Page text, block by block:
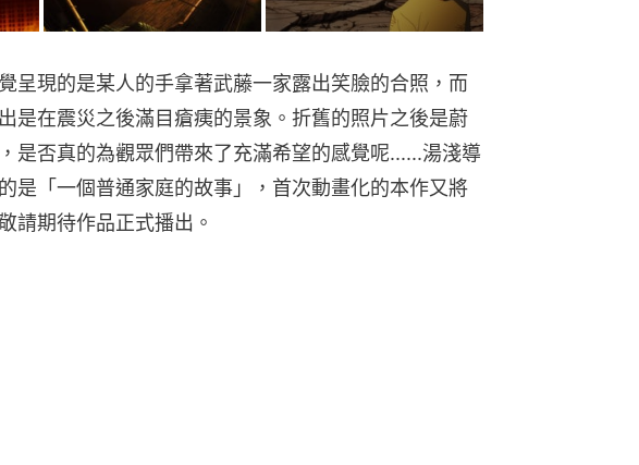
呈現的是某人的手拿著武藤一家露出笑臉的合照，而
是在震災之後滿目瘡痍的景象。折舊的照片之後是蔚
是否真的為觀眾們帶來了充滿希望的感覺呢......湯淺導
是「一個普通家庭的故事」，首次動畫化的本作又將
請期待作品正式播出。